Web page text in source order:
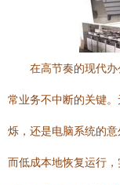
在高节奏的现代
常业务不中断的关键
烁，还是电脑系统的
而低成本地恢复运行